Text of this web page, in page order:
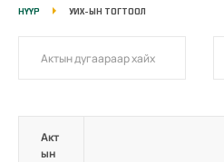
НҮҮР УИХ-ЫН ТОГТООЛ
Акт
ын